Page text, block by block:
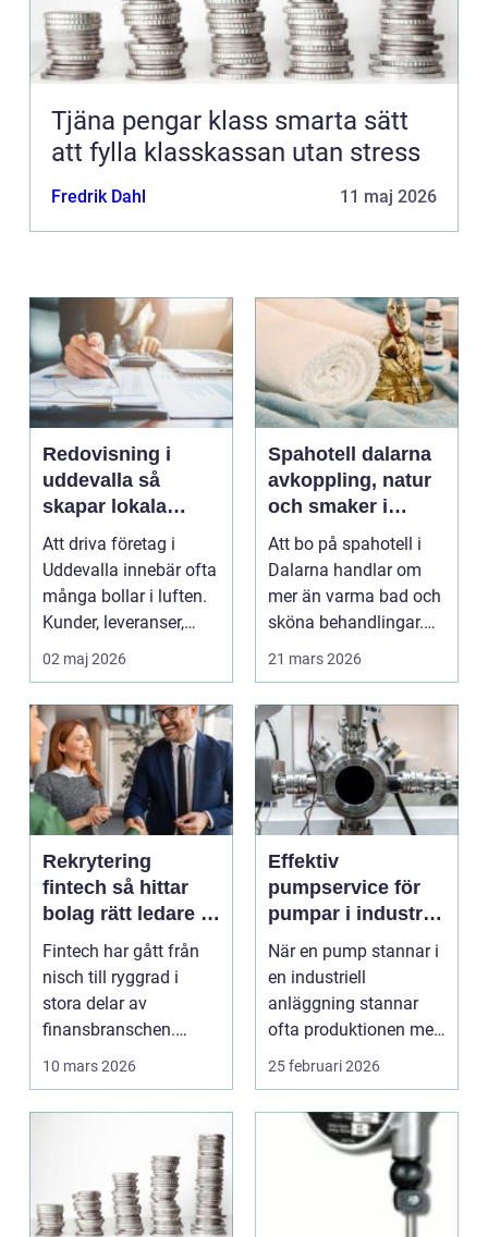
Tjäna pengar klass smarta sätt
att fylla klasskassan utan stress
Fredrik Dahl 11 maj 2026
Redovisning i
uddevalla så
skapar lokala
företag trygg
ekonomi
Att driva företag i
Uddevalla innebär ofta
många bollar i luften.
Kunder, leveranser,
personal och m...
02 maj 2026
Spahotell dalarna
avkoppling, natur
och smaker i
hjärtat av
landskapet
Att bo på spahotell i
Dalarna handlar om
mer än varma bad och
sköna behandlingar.
Kombinationen av s...
21 mars 2026
Rekrytering
fintech så hittar
bolag rätt ledare i
en reglerad
tillväxtbransch
Fintech har gått från
nisch till ryggrad i
stora delar av
finansbranschen.
Bolag bygger nya
10 mars 2026
Effektiv
pumpservice för
pumpar i industrin
– så undviker du
kostsamma
driftstopp
När en pump stannar i
en industriell
anläggning stannar
ofta produktionen med
den. Fö...
25 februari 2026